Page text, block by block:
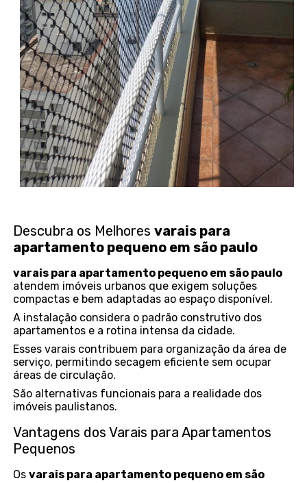
Descubra os Melhoresvarais para
apartamento pequeno em são paulo
varais para apartamento pequeno em são paulo
atendem imóveis urbanos que exigem soluções
compactas e bem adaptadas ao espaço disponível.
A instalação considera o padrão construtivo dos
apartamentos e a rotina intensa da cidade.
Esses varais contribuem para organização da área de
serviço, permitindo secagem eficiente sem ocupar
áreas de circulação.
São alternativas funcionais para a realidade dos
imóveis paulistanos.
Vantagens dos Varais para Apartamentos
Pequenos
Osvarais para apartamento pequeno em são